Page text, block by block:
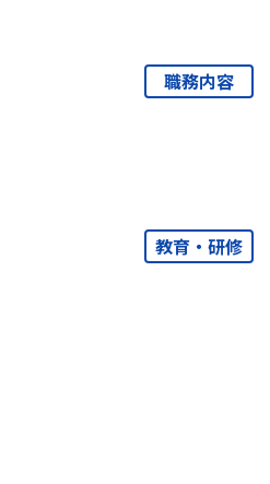
職務内容
教育・研修